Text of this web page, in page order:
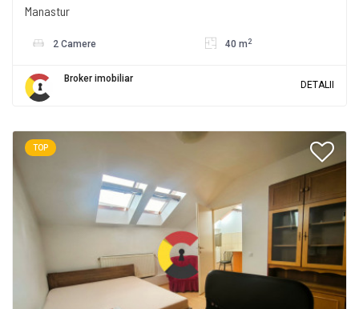
Manastur
2 Camere 40 m 2
Broker imobiliar
DETALII
TOP